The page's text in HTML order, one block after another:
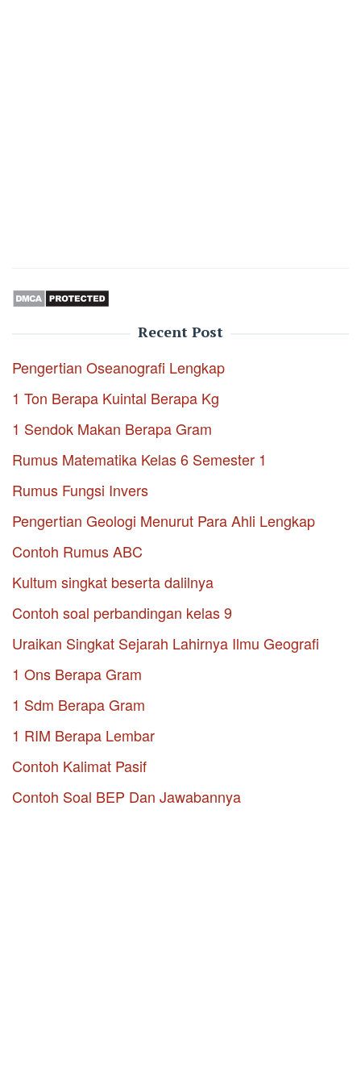
Recent Post
Pengertian Oseanografi Lengkap
1 Ton Berapa Kuintal Berapa Kg
1 Sendok Makan Berapa Gram
Rumus Matematika Kelas 6 Semester 1
Rumus Fungsi Invers
Pengertian Geologi Menurut Para Ahli Lengkap
Contoh Rumus ABC
Kultum singkat beserta dalilnya
Contoh soal perbandingan kelas 9
Uraikan Singkat Sejarah Lahirnya Ilmu Geografi
1 Ons Berapa Gram
1 Sdm Berapa Gram
1 RIM Berapa Lembar
Contoh Kalimat Pasif
Contoh Soal BEP Dan Jawabannya